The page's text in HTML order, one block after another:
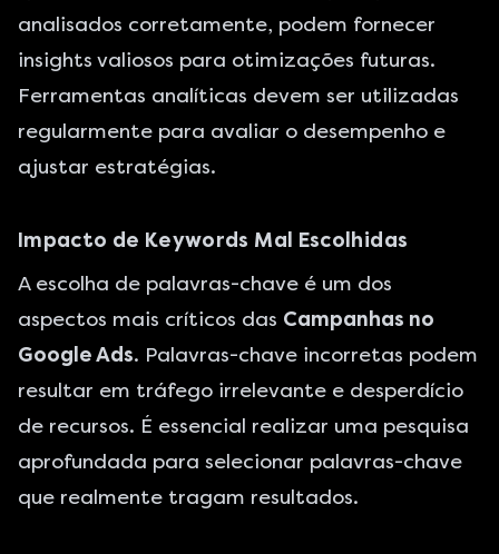
analisados corretamente, podem fornecer
insights valiosos para otimizações futuras.
Ferramentas analíticas devem ser utilizadas
regularmente para avaliar o desempenho e
ajustar estratégias.
Impacto de Keywords Mal Escolhidas
A escolha de palavras-chave é um dos
aspectos mais críticos das Campanhas no
Google Ads. Palavras-chave incorretas podem
resultar em tráfego irrelevante e desperdício
de recursos. É essencial realizar uma pesquisa
aprofundada para selecionar palavras-chave
que realmente tragam resultados.